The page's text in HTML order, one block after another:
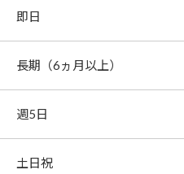
即日
長期（6ヵ月以上）
週5日
土日祝